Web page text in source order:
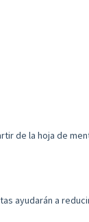
de la hoja de
ayudarán a